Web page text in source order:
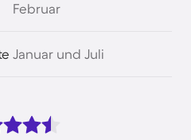
Februar
Januar und Juli